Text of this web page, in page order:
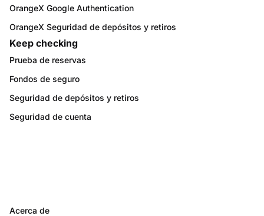
OrangeX Google Authentication
OrangeX Seguridad de depósitos y retiros
Keep checking
Prueba de reservas
Fondos de seguro
Seguridad de depósitos y retiros
Seguridad de cuenta
Acerca de